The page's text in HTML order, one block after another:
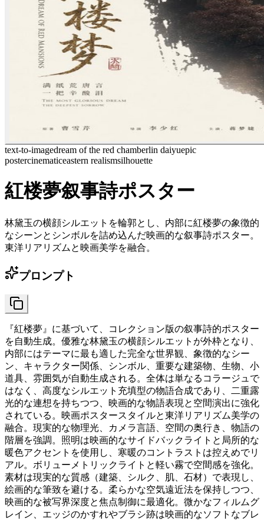
text-to-imagedream of the red chamberlin daiyuepic
postercinematiceastern realismsilhouette
紅楼夢叙事詩ポスター
林黛玉の横顔シルエットを輪郭とし、内部に紅楼夢の象徴的
なシーンとシンボルを詰め込んだ映画的な叙事詩ポスター。
東洋リアリズムと映画美学を融合。
プロンプト
『紅楼夢』に基づいて、コレクション版の叙事詩的ポスター
を自動生成。優雅な林黛玉の横顔シルエットが外枠となり、
内部にはテーマに最も適した完全な世界観、象徴的なシー
ン、キャラクター関係、シンボル、重要な建築物、生物、小
道具、雰囲気が自動生成される。全体は単なるコラージュで
はなく、高度なシルエット充填型の物語合成であり、二重露
光的な連想を持ちつつ、映画的な物語表現と空間演出に強化
されている。映画ポスタースタイルと東洋リアリズム美学の
融合。現実的な物理光、カメラ言語、空間の奥行き、物語の
階層を強調。照明は映画的なサイドバックライトと局所的な
暖色アクセントを使用し、寒暖のコントラストは控えめでリ
アル。ボリューメトリックライトと軽い霧で空間感を強化。
素材は現実的な質感（建築、シルク、肌、石材）で表現し、
絵画的な筆致を避ける。柔らかな空気遠近法を保持しつつ、
映画的な被写界深度と焦点制御に最適化。微かなフィルムグ
レイン、エッジのかすれやブラシ跡は映画的なソフトなブレ